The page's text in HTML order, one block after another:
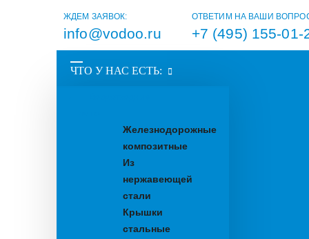
ЖДЕМ ЗАЯВОК:
info@vodoo.ru
ОТВЕТИМ НА ВАШИ
+7 (495) 155-01-
ЧТО У НАС ЕСТЬ:
Железнодорожные
композитные
Из
нержавеющей
стали
Крышки
стальные